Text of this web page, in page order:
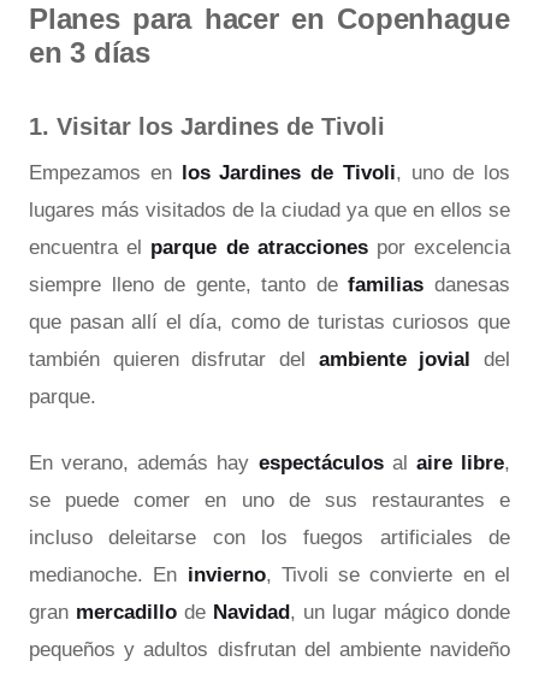
Planes para hacer en Copenhague
en 3 días
1. Visitar los Jardines de Tivoli
Empezamos en los Jardines de Tivoli, uno de los
lugares más visitados de la ciudad ya que en ellos se
encuentra el parque de atraccionespor excelencia
siempre lleno de gente, tanto defamilias danesas
que pasan allí el día, como de turistas curiosos que
también quieren disfrutar del ambiente jovial del
parque.
En verano, además hay espectáculosal aire libre,
se puede comer en uno de sus restaurantes e
incluso deleitarse con los fuegos artificiales de
medianoche. En invierno, Tivoli se convierte en el
gran mercadillo de Navidad, un lugar mágico donde
pequeños y adultos disfrutan del ambiente navideño